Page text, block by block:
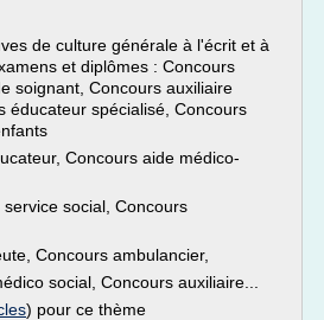
de culture générale à l'écrit et à
et diplômes : Concours
soignant, Concours auxiliaire
éducateur spécialisé, Concours
Concours aide médico-
social, Concours
Concours ambulancier,
social, Concours auxiliaire...
) pour ce thème